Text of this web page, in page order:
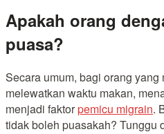
Apakah orang
puasa?
Secara umum, bagi orang yang
melewatkan waktu makan,
menjadi faktorpemicu migrain.
tidak boleh puasakah? Tunggu